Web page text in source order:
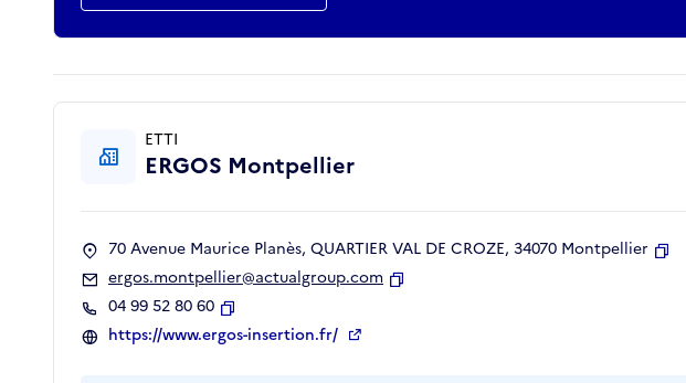
ETTI
ERGOS Montpellier
70 Avenue Maurice Planès, QUARTIER VAL DE CROZE, 34070 Montpellier
ergos.montpellier@actualgroup.com
04 99 52 80 60
Copier
https://www.ergos-insertion.fr/